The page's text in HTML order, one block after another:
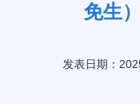
免生
发表日期：